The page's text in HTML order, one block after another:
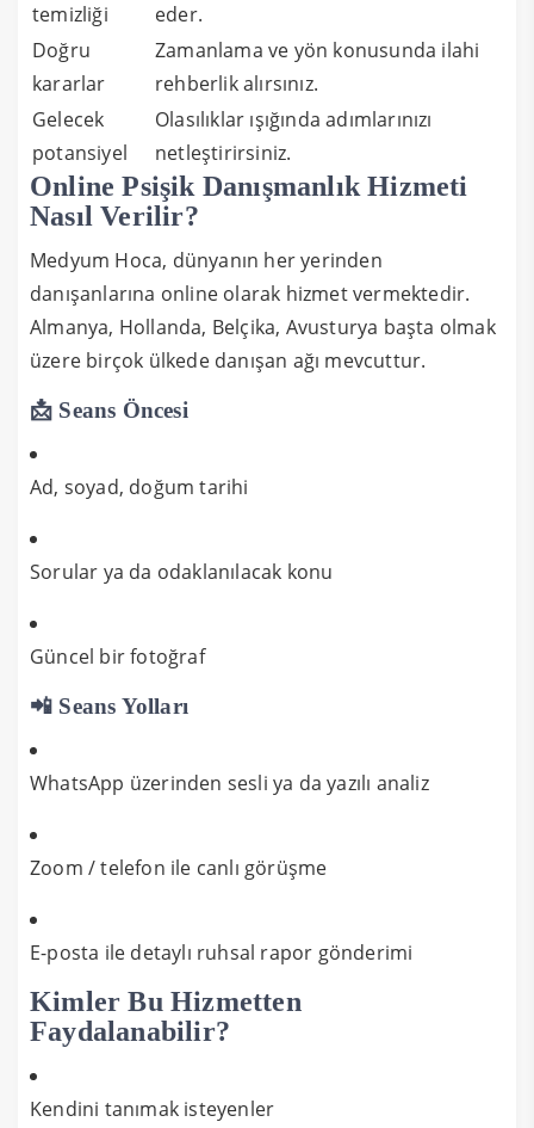
temizliği
eder.
Doğru
kararlar
Zamanlama ve yön konusunda ilahi
rehberlik alırsınız.
Gelecek
potansiyel
Olasılıklar ışığında adımlarınızı
netleştirirsiniz.
Online Psişik Danışmanlık Hizmeti
Nasıl Verilir?
Medyum Hoca, dünyanın her yerinden
danışanlarına online olarak hizmet vermektedir.
Almanya, Hollanda, Belçika, Avusturya başta olmak
üzere birçok ülkede danışan ağı mevcuttur.
📩 Seans Öncesi
Ad, soyad, doğum tarihi
Sorular ya da odaklanılacak konu
Güncel bir fotoğraf
📲 Seans Yolları
WhatsApp üzerinden sesli ya da yazılı analiz
Zoom / telefon ile canlı görüşme
E-posta ile detaylı ruhsal rapor gönderimi
Kimler Bu Hizmetten
Faydalanabilir?
Kendini tanımak isteyenler